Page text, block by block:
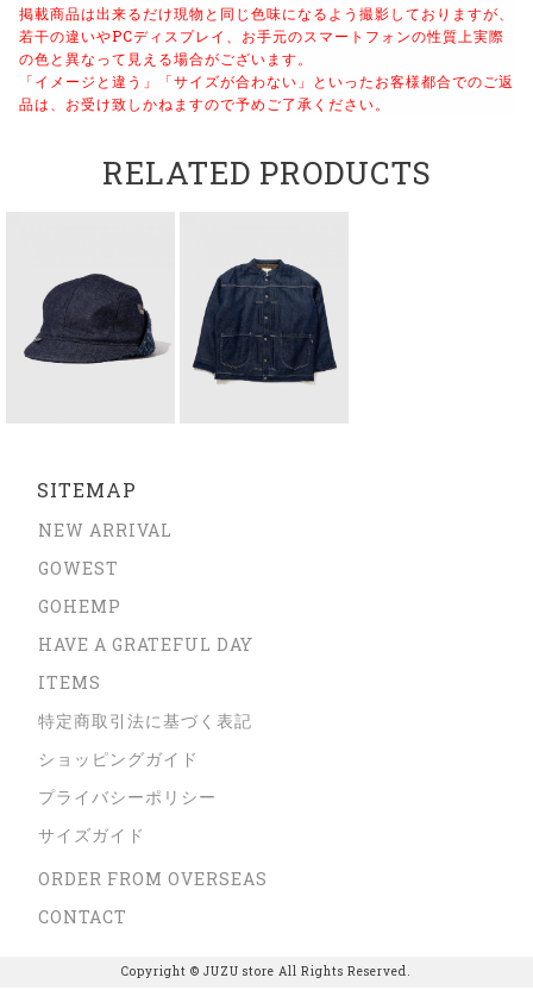
掲載商品は出来るだけ現物と同じ色味になるよう撮影しておりますが、
若干の違いやPCディスプレイ、お手元のスマートフォンの性質上実際
の色と異なって見える場合がございます。
「イメージと違う」「サイズが合わない」といったお客様都合でのご返
品は、お受け致しかねますので予めご了承ください。
RELATED PRODUCTS
SITEMAP
NEW ARRIVAL
GOWEST
GOHEMP
HAVE A GRATEFUL DAY
ITEMS
特定商取引法に基づく表記
ショッピングガイド
プライバシーポリシー
サイズガイド
ORDER FROM OVERSEAS
CONTACT
Copyright © JUZU store All Rights Reserved.